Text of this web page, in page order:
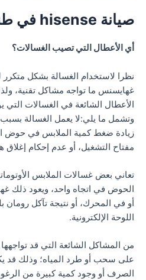
صيانة hisense في طنطا
أي الأعطال التي تصيب الغسالات؟
نظرا لاستخدام الغسالة بشكل متكرر
غهايسنس ما تواجه مشاكل تقنية،
الأعطال الشائعة في الغسالات
وتشمل ما يلي:لا يعمل الغسالة
زيادة ضغط كمية الملابس في حوض
مفتاح التشغيل، أو عدم إحكام
تعاني بعض غسالات الملابس
الحوض في اتجاه واحد، ويعود ذلك
أو في المحرك، أو نتيجة تآكل
اللوحة الإلكترونية.
من المشاكل الشائعة التي قد
على سحب أو طرد المياه؛ وذلك قد
الصرف أو وجود كمية كبيرة من